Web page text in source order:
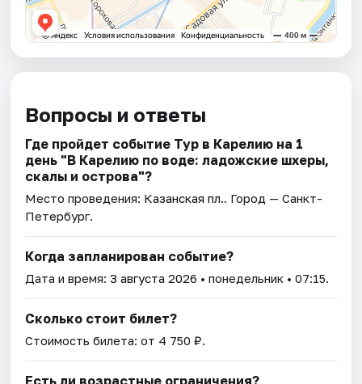
Вопросы и ответы
Где пройдет событие Тур в Карелию на 1
день "В Карелию по воде: ладожские шхеры,
скалы и острова"?
Место проведения: Казанская пл.. Город — Санкт-
Петербург.
Когда запланирован событие?
Дата и время:3 августа 2026 • понедельник • 07:15.
Сколько стоит билет?
Стоимость билета: от 4 750 ₽.